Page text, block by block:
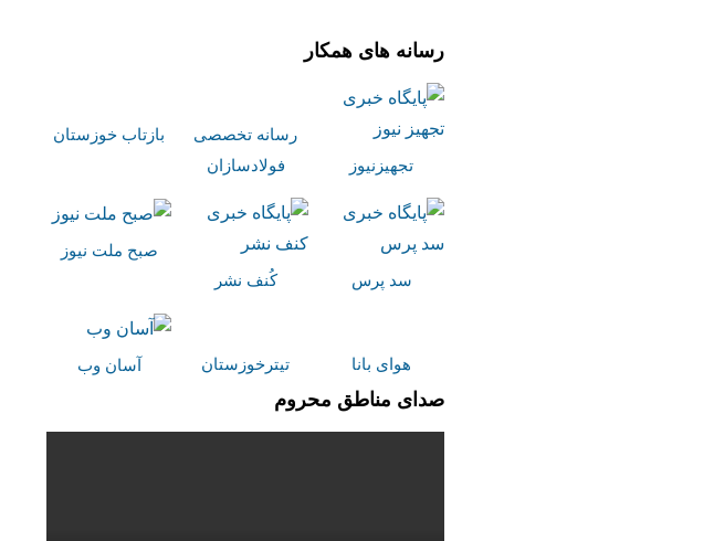
رسانه های همکار
تجهیزنیوز
رسانه تخصصی
فولادسازان
بازتاب خوزستان
سد پرس کُنف نشر
صبح ملت نیوز
هوای بانا تیترخوزستان آسان وب
صدای مناطق محروم